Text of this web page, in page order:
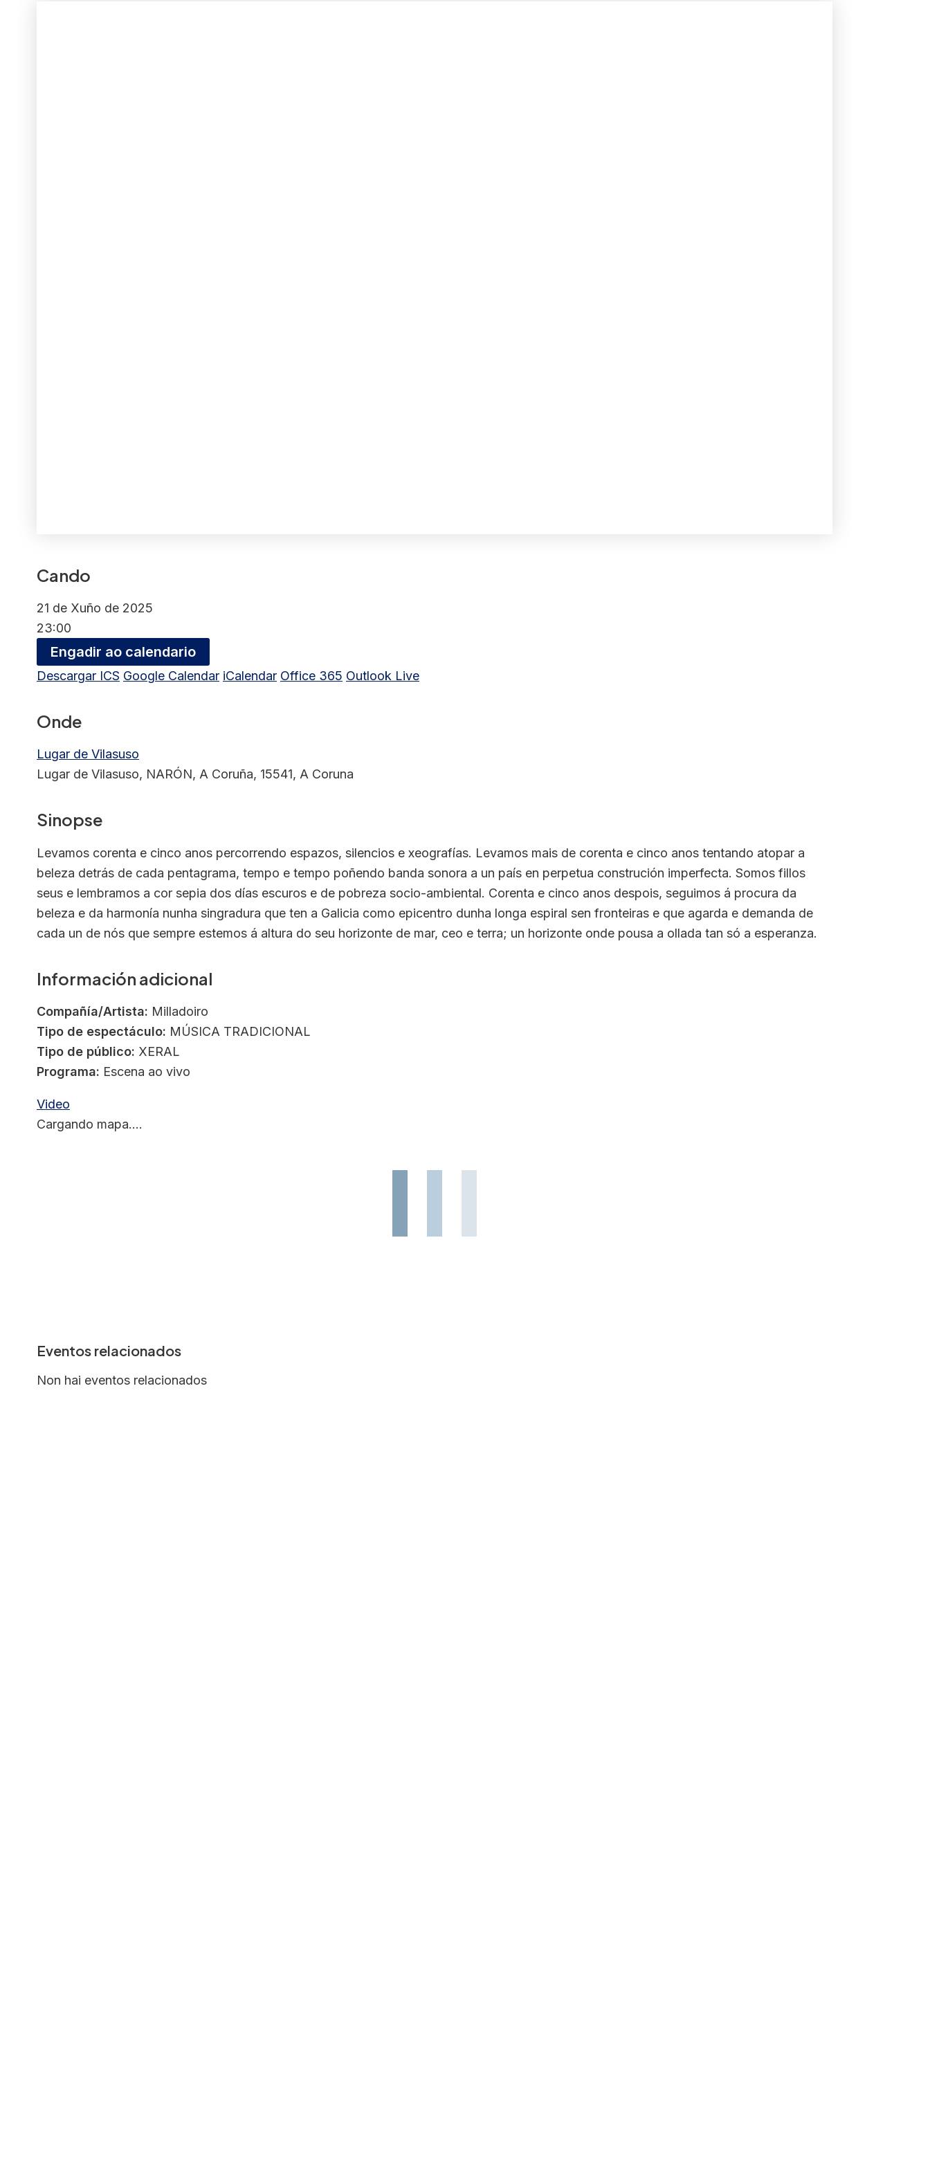
Cando
21 de Xuño de 2025
23:00
Engadir ao calendario
Descargar ICS Google Calendar iCalendar Office 365 Outlook Live
Onde
Lugar de Vilasuso
Lugar de Vilasuso, NARÓN, A Coruña, 15541, A Coruna
Sinopse
Levamos corenta e cinco anos percorrendo espazos, silencios e xeografías. Levamos mais de corenta e cinco anos tentando atopar a
beleza detrás de cada pentagrama, tempo e tempo poñendo banda sonora a un país en perpetua construción imperfecta. Somos fillos
seus e lembramos a cor sepia dos días escuros e de pobreza socio-ambiental. Corenta e cinco anos despois, seguimos á procura da
beleza e da harmonía nunha singradura que ten a Galicia como epicentro dunha longa espiral sen fronteiras e que agarda e demanda de
cada un de nós que sempre estemos á altura do seu horizonte de mar, ceo e terra; un horizonte onde pousa a ollada tan só a esperanza.
Información adicional
Compañía/Artista: Milladoiro
Tipo de espectáculo: MÚSICA TRADICIONAL
Tipo de público: XERAL
Programa: Escena ao vivo
Video
Cargando mapa....
Eventos relacionados
Non hai eventos relacionados